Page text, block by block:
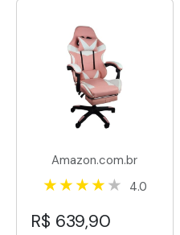
Amazon.com.br
4.0
R$ 639,90